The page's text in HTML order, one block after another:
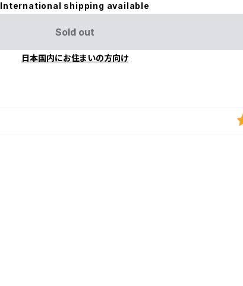
International shipping available
Sold out
日本国内にお住まいの方向け